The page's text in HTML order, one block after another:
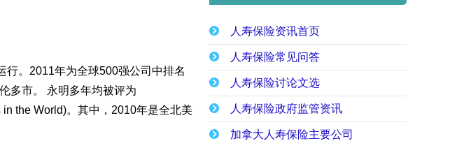
。2011年为全球500强公司中排名
多市。 永明多年均被评为
the World)。其中，2010年是全北美
人寿保险资讯首页
人寿保险常见问答
人寿保险讨论文选
人寿保险政府监管资讯
加拿大人寿保险主要公司